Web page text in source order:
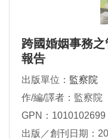
跨國婚姻事務
報告
出版單位： 監察院
作/編/譯者：監察院
GPN：1010102699
出版／創刊日期：